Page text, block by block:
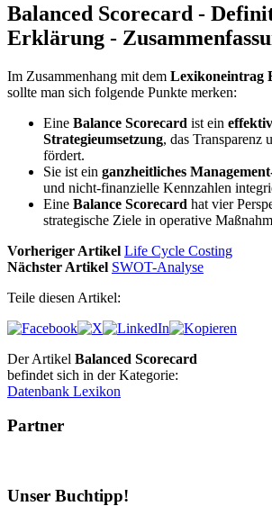
Balanced Scorecard -
Erklärung -
Im Zusammenhang mit dem Lexikoneintrag
sollte man sich folgende Punkte merken:
Eine Balance Scorecard ist ein
Strategieumsetzung, das Transparenz
fördert.
Sie ist ein ganzheitliches
und nicht-finanzielle Kennzahlen
Eine Balance Scorecard hat vier
strategische Ziele in operative
Vorheriger Artikel Life Cycle Costing
Nächster Artikel SWOT-Analyse
Teile diesen Artikel:
Der Artikel Balanced Scorecard
befindet sich in der Kategorie:
Datenbank Lexikon
Partner
Unser Buchtipp!